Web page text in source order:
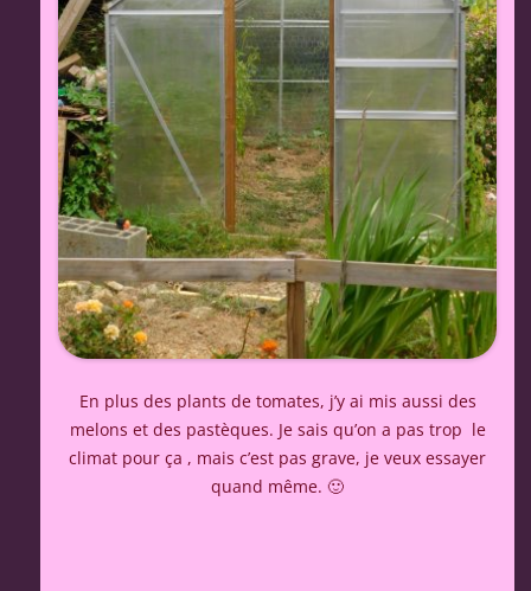
En plus des plants de tomates, j’y ai mis aussi des
melons et des pastèques. Je sais qu’on a pas trop le
climat pour ça , mais c’est pas grave, je veux essayer
quand même. 🙂